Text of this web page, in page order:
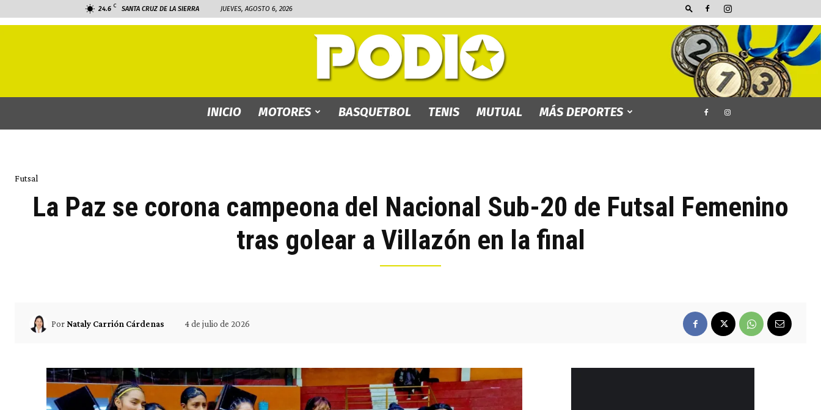
24.6 C SANTA CRUZ DE LA SIERRA JUEVES, AGOSTO 6, 2026
INICIO MOTORES BASQUETBOL TENIS MUTUAL MÁS DEPORTES
Futsal
La Paz se corona campeona del Nacional Sub-20 de Futsal Femenino
tras golear a Villazón en la final
Por Nataly Carrión Cárdenas 4 de julio de 2026